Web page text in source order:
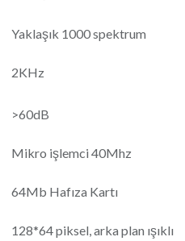
Yaklaşık 1000 spektrum
2KHz
>60dB
Mikro işlemci 40Mhz
64Mb Hafıza Kartı
128*64 piksel, arka plan ışıklı